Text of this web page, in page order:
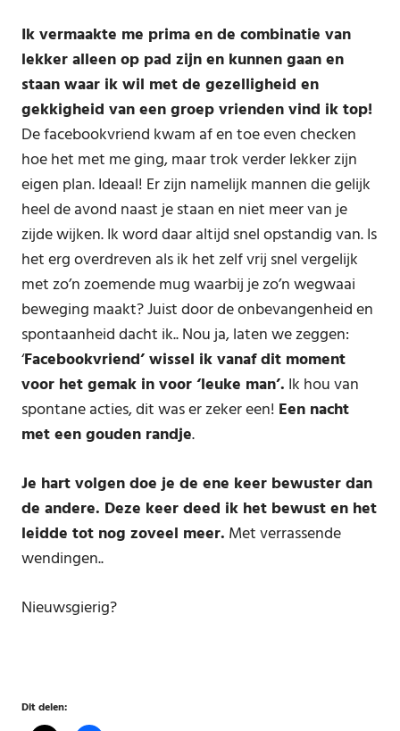
Ik vermaakte me prima en de combinatie van
lekker alleen op pad zijn en kunnen gaan en
staan waar ik wil met de gezelligheid en
gekkigheid van een groep vrienden vind ik top!
De facebookvriend kwam af en toe even checken
hoe het met me ging, maar trok verder lekker zijn
eigen plan. Ideaal! Er zijn namelijk mannen die gelijk
heel de avond naast je staan en niet meer van je
zijde wijken. Ik word daar altijd snel opstandig van. Is
het erg overdreven als ik het zelf vrij snel vergelijk
met zo’n zoemende mug waarbij je zo’n wegwaai
beweging maakt? Juist door de onbevangenheid en
spontaanheid dacht ik.. Nou ja, laten we zeggen:
‘Facebookvriend’ wissel ik vanaf dit moment
voor het gemak in voor ‘leuke man’. Ik hou van
spontane acties, dit was er zeker een! Een nacht
met een gouden randje.
Je hart volgen doe je de ene keer bewuster dan
de andere. Deze keer deed ik het bewust en het
leidde tot nog zoveel meer. Met verrassende
wendingen..
Nieuwsgierig?
Dit delen: